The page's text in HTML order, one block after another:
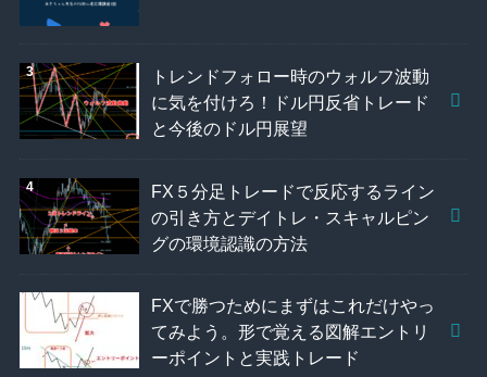
トレンドフォロー時のウォルフ波動
に気を付けろ！ドル円反省トレード
と今後のドル円展望
FX５分足トレードで反応するライン
の引き方とデイトレ・スキャルピン
グの環境認識の方法
FXで勝つためにまずはこれだけやっ
てみよう。形で覚える図解エントリ
ーポイントと実践トレード